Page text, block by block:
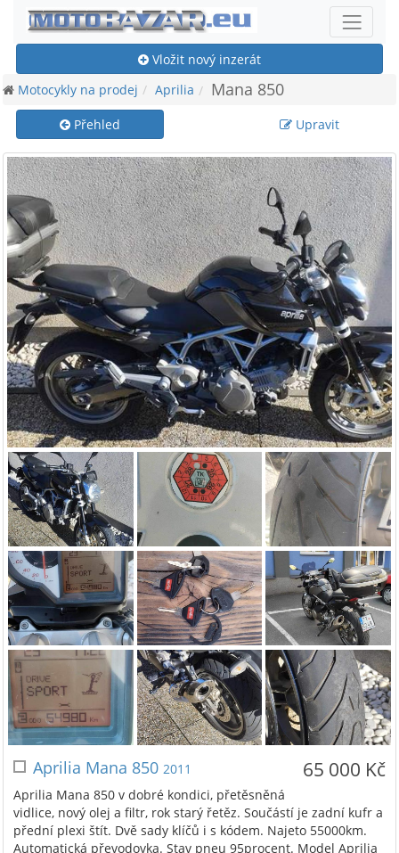
Vložit nový inzerát
Motocykly na prodej
Aprilia Mana 850
Přehled Upravit
65 000 Kč
Aprilia Mana 850 2011
Aprilia Mana 850 v dobré kondici, přetěsněná
vidlice, nový olej a filtr, rok starý řetěz. Součástí je zadní kufr a
přední plexi štít. Dvě sady klíčů i s kódem. Najeto 55000km.
Automatická převodovka. Stav pneu 95procent. Model Aprilia